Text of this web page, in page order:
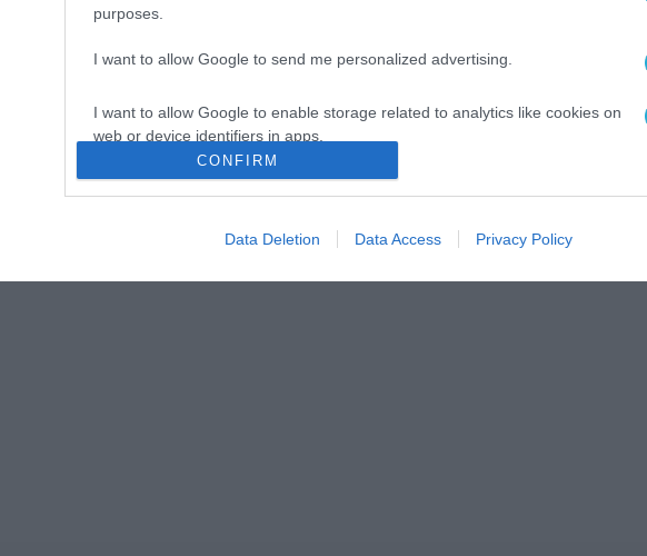
purposes.
I want to allow Google to send me personalized advertising.
I want to allow Google to enable storage related to analytics like cookies on
web or device identifiers in apps.
I want to allow Google to enable storage related to functionality of the website
I want to allow Google to enable storage related to personalization.
CONFIRM
Data Deletion Data Access Privacy Policy